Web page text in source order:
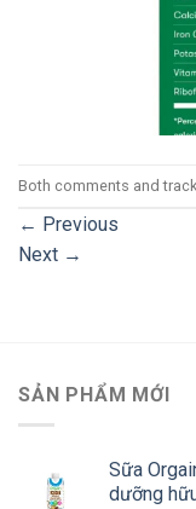
Both comments and
← Previous
Next →
SẢN PHẨM MỚI
Sữa
dưỡng